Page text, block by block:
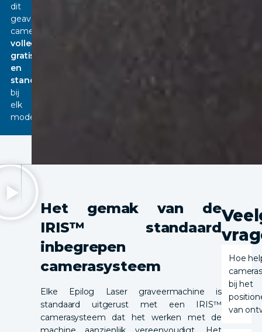
dit
geavanceerde
camerasysteem
volledig
gratis
en
standaard
bij
elk
model.
Het gemak van de
IRIS™ standaard
inbegrepen
camerasysteem
Elke Epilog Laser graveermachine is
standaard uitgerust met een IRIS™
camerasysteem dat het werken met de
Hoe
bij het
van